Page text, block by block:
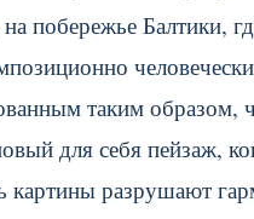
побережье Балтики,
таким образом,
для себя пейзаж,
картины разрушают